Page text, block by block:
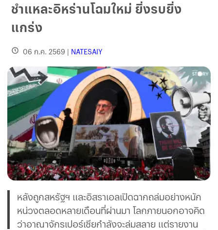
ชำแหละอิหร่านโฉมใหม่ ยิ่งรบยิ่ง
แกร่ง
06 ก.ค. 2569 | NATESAIY
หลังถูกสหรัฐฯ และอิสราเอลเปิดฉากถล่มอย่างหนัก
หน่วงตลอดหลายเดือนที่ผ่านมา โลกภายนอกอาจคิด
ว่าอาณาจักรเปอร์เซียกำลังจะล่มสลาย แต่รายงาน